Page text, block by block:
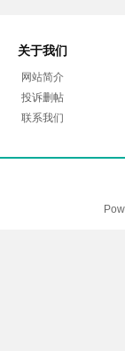
关于我们
网站简介
投诉删帖
联系我们